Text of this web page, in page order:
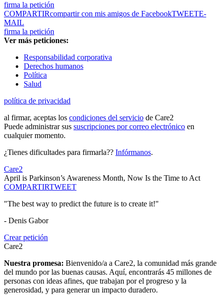
firma la petición
COMPARTIRcompartir con mis amigos de FacebookTWEETE-
MAIL
firma la petición
Ver más peticiones:
Responsabilidad corporativa
Derechos humanos
Política
Salud
política de privacidad
al firmar, aceptas los condiciones del servicio de Care2
Puede administrar sus suscripciones por correo electrónico en
cualquier momento.
¿Tienes dificultades para firmarla?? Infórmanos.
Care2
April is Parkinson’s Awareness Month, Now Is the Time to Act
COMPARTIRTWEET
"The best way to predict the future is to create it!"
- Denis Gabor
Crear petición
Care2
Nuestra promesa: Bienvenido/a a Care2, la comunidad más grande
del mundo por las buenas causas. Aquí, encontrarás 45 millones de
personas con ideas afines, que trabajan por el progreso y la
generosidad, y para generar un impacto duradero.